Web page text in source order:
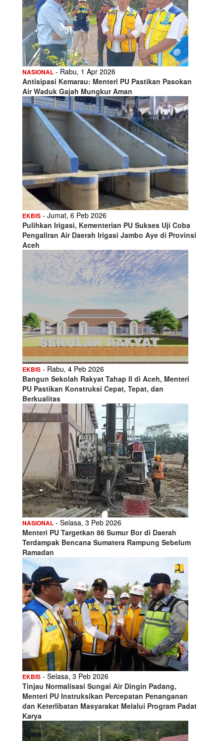
NASIONAL - Rabu, 1 Apr 2026
Antisipasi Kemarau: Menteri PU Pastikan Pasokan
Air Waduk Gajah Mungkur Aman
EKBIS - Jumat, 6 Peb 2026
Pulihkan Irigasi, Kementerian PU Sukses Uji Coba
Pengaliran Air Daerah Irigasi Jambo Aye di Provinsi
Aceh
EKBIS - Rabu, 4 Peb 2026
Bangun Sekolah Rakyat Tahap II di Aceh, Menteri
PU Pastikan Konstruksi Cepat, Tepat, dan
Berkualitas
NASIONAL - Selasa, 3 Peb 2026
Menteri PU Targetkan 86 Sumur Bor di Daerah
Terdampak Bencana Sumatera Rampung Sebelum
Ramadan
EKBIS - Selasa, 3 Peb 2026
Tinjau Normalisasi Sungai Air Dingin Padang,
Menteri PU Instruksikan Percepatan Penanganan
dan Keterlibatan Masyarakat Melalui Program Padat
Karya